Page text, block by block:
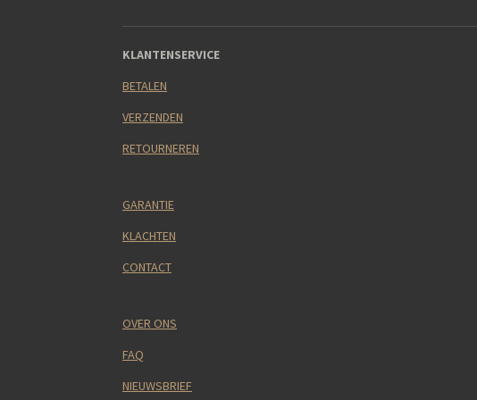
KLANTENSERVICE
BETALEN
VERZENDEN
RETOURNEREN
GARANTIE
KLACHTEN
CONTACT
OVER ONS
FAQ
NIEUWSBRIEF